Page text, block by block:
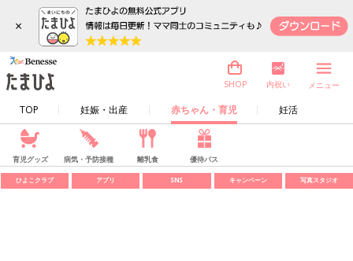
×
TOP 妊娠・出産 赤ちゃん・育児 妊活
SHOP 内祝い メニュー
育児グッズ 病気・予防接種 離乳食 優待パス
ひよこクラブ アプリ SNS キャンペーン 写真スタジオ